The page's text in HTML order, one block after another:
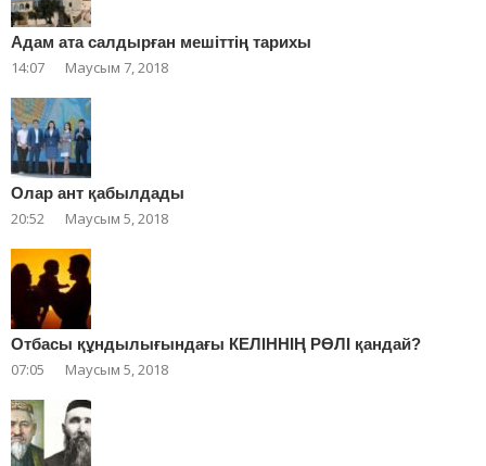
Адам ата салдырған мешіттің тарихы
14:07 Маусым 7, 2018
Олар ант қабылдады
20:52 Маусым 5, 2018
Отбасы құндылығындағы КЕЛІННІҢ РӨЛІ қандай?
07:05 Маусым 5, 2018